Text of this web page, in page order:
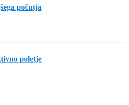
počutja
poletje